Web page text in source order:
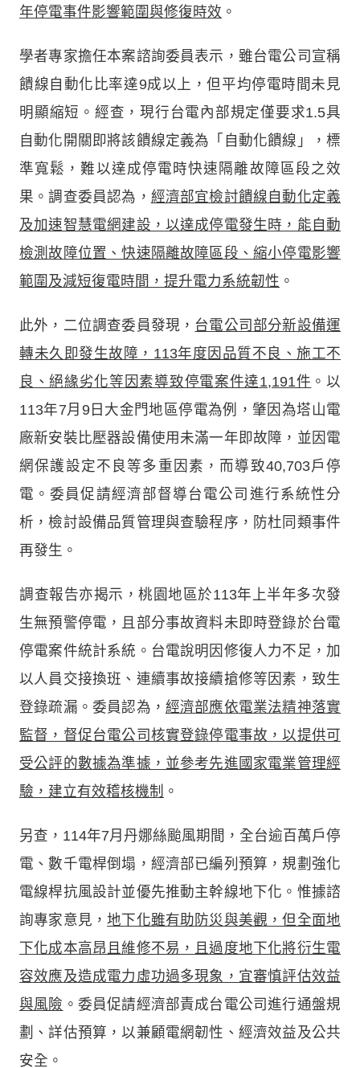
年停電事件影響範圍與修復時效 。
學者專家擔任本案諮詢委員表示，雖台電公司宣稱
饋線自動化比率達9成以上，但平均停電時間未見
明顯縮短。經查，現行台電內部規定僅要求1.5具
自動化開關即將該饋線定義為「自動化饋線」，標
準寬鬆，難以達成停電時快速隔離故障區段之效
果。調查委員認為， 經濟部宜檢討饋線自動化定義
及加速智慧電網建設，以達成停電發生時，能自動
檢測故障位置、快速隔離故障區段、縮小停電影響
範圍及減短復電時間，提升電力系統韌性 。
此外，二位調查委員發現， 台電公司部分新設備運
轉未久即發生故障，113年度因品質不良、施工不
良、絕緣劣化等因素導致停電案件達1,191件 。以
113年7月9日大金門地區停電為例，肇因為塔山電
廠新安裝比壓器設備使用未滿一年即故障，並因電
網保護設定不良等多重因素，而導致40,703戶停
電。委員促請經濟部督導台電公司進行系統性分
析，檢討設備品質管理與查驗程序，防杜同類事件
再發生。
調查報告亦揭示，桃園地區於113年上半年多次發
生無預警停電，且部分事故資料未即時登錄於台電
停電案件統計系統。台電說明因修復人力不足，加
以人員交接換班、連續事故接續搶修等因素，致生
登錄疏漏。委員認為， 經濟部應依電業法精神落實
監督，督促台電公司核實登錄停電事故，以提供可
受公評的數據為準據，並參考先進國家電業管理經
驗，建立有效稽核機制 。
另查，114年7月丹娜絲颱風期間，全台逾百萬戶停
電、數千電桿倒塌，經濟部已編列預算，規劃強化
電線桿抗風設計並優先推動主幹線地下化。惟據諮
詢專家意見，地下化雖有助防災與美觀，但全面地
下化成本高昂且維修不易，且過度地下化將衍生電
容效應及造成電力虛功過多現象，宜審慎評估效益
與風險 。委員促請經濟部責成台電公司進行通盤規
劃、詳估預算，以兼顧電網韌性、經濟效益及公共
安全。